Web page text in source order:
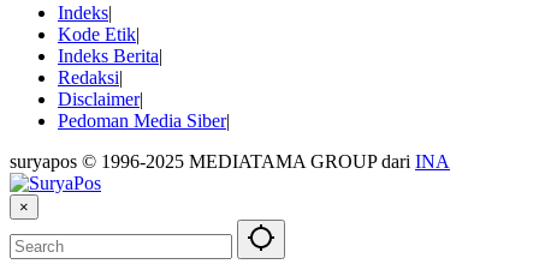
Indeks
Kode Etik
Indeks Berita
Redaksi
Disclaimer
Pedoman Media Siber
suryapos © 1996-2025 MEDIATAMA GROUP dari INA
×